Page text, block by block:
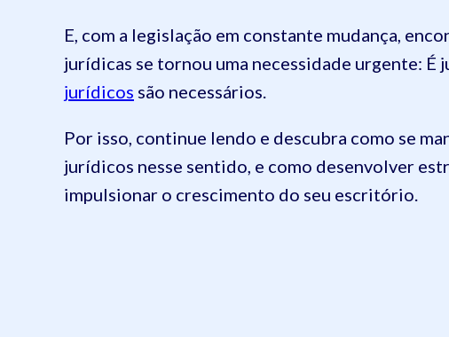
E, com a legislação em constante mudança,
jurídicas se tornou uma necessidade urgente: É
jurídicos são necessários.
Por isso, continue lendo e descubra como se
jurídicos nesse sentido, e como desenvolver
impulsionar o crescimento do seu escritório.